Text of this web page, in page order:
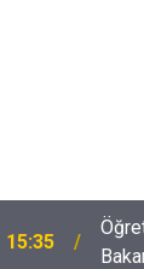
15:35